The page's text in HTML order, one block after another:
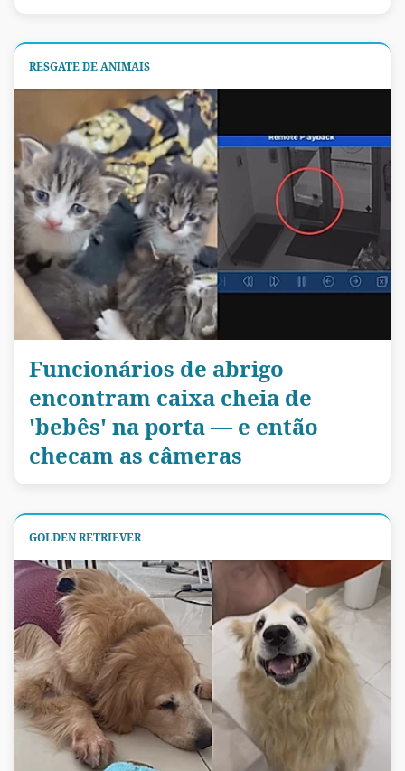
RESGATE DE ANIMAIS
Funcionários de abrigo
encontram caixa cheia de
'bebês' na porta — e então
checam as câmeras
GOLDEN RETRIEVER